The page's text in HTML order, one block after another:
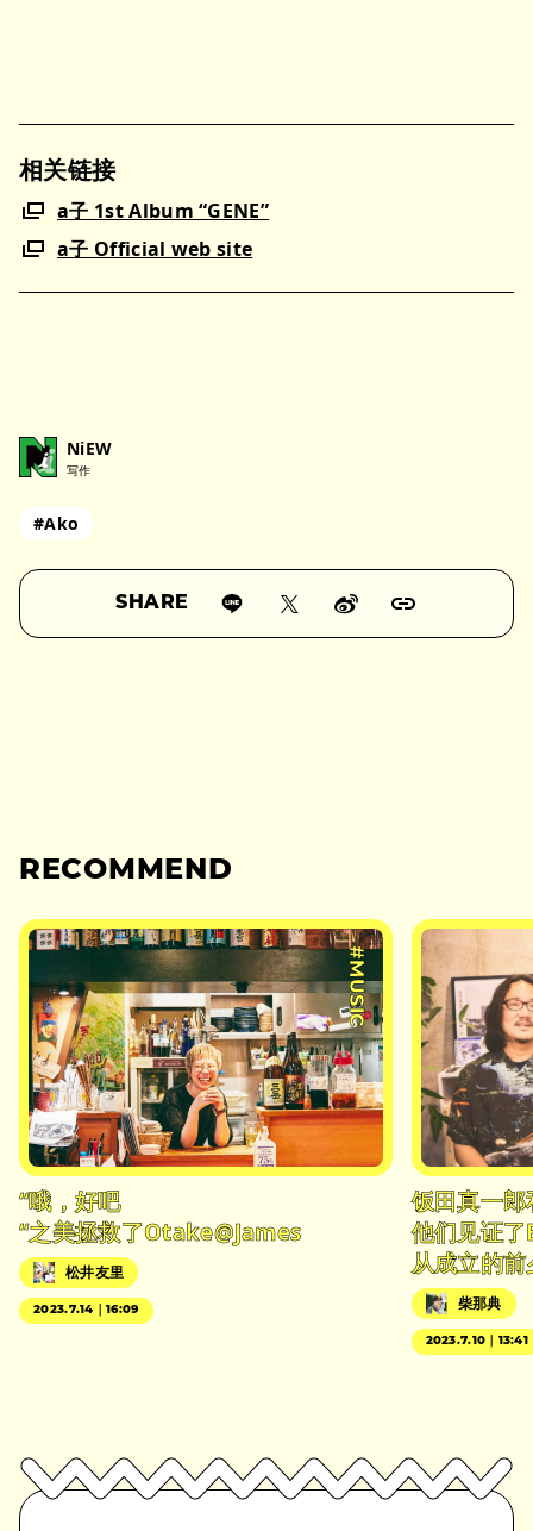
相关链接
a子 1st Album “GENE”
a子 Official web site
NiEW
写作
#Ako
SHARE
RECOMMEND
#MUSIC
“哦，好吧
“之美拯救了Otake@James
松井友里
2023.7.14｜16:09
饭田真一
他们见证
从成立的
柴那典
2023.7.10｜13:41